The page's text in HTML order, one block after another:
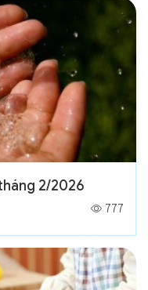
2/2026
777